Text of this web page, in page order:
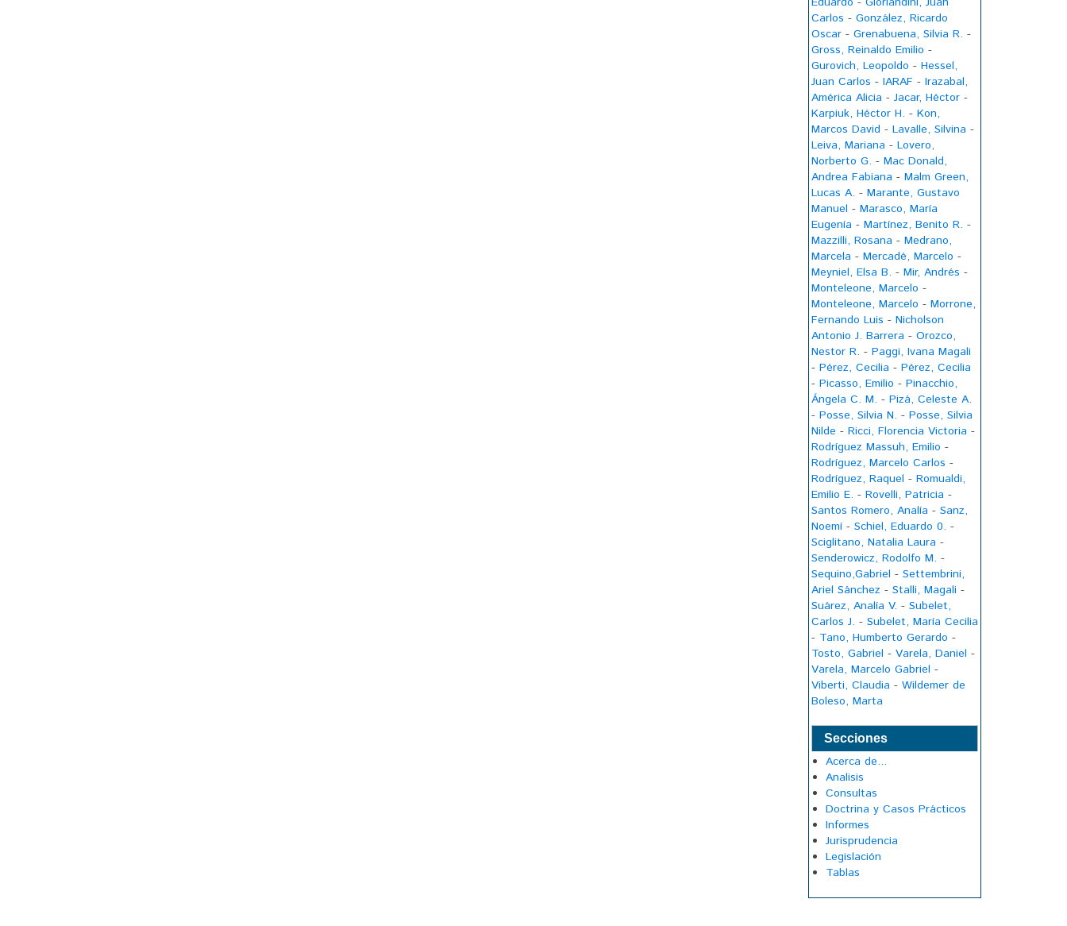
Carlos - González, Ricardo
Oscar - Grenabuena, Silvia R. -
Gross, Reinaldo Emilio -
Gurovich, Leopoldo - Hessel,
Juan Carlos - IARAF - Irazabal,
América Alicia - Jacar, Héctor -
Karpiuk, Héctor H. - Kon,
Marcos David - Lavalle, Silvina -
Leiva, Mariana - Lovero,
Norberto G. - Mac Donald,
Andrea Fabiana - Malm Green,
Lucas A. - Marante, Gustavo
Manuel - Marasco, María
Eugenía - Martínez, Benito R. -
Mazzilli, Rosana - Medrano,
Marcela - Mercadé, Marcelo -
Meyniel, Elsa B. - Mir, Andrés -
Monteleone, Marcelo -
Monteleone, Marcelo - Morrone,
Fernando Luis - Nicholson
Antonio J. Barrera - Orozco,
Nestor R. - Paggi, Ivana Magali
- Pérez, Cecilia - Pérez, Cecilia
- Picasso, Emilio - Pinacchio,
Ángela C. M. - Pizá, Celeste A.
- Posse, Silvia N. - Posse, Silvia
Nilde - Ricci, Florencia Victoria -
Rodríguez Massuh, Emilio -
Rodríguez, Marcelo Carlos -
Rodríguez, Raquel - Romualdi,
Emilio E. - Rovelli, Patricia -
Santos Romero, Analía - Sanz,
Noemí - Schiel, Eduardo 0. -
Sciglitano, Natalia Laura -
Senderowicz, Rodolfo M. -
Sequino,Gabriel - Settembrini,
Ariel Sánchez - Stalli, Magali -
Suárez, Analía V. - Subelet,
Carlos J. - Subelet, María Cecilia
- Tano, Humberto Gerardo -
Tosto, Gabriel - Varela, Daniel -
Varela, Marcelo Gabriel -
Viberti, Claudia - Wildemer de
Boleso, Marta
Secciones
Acerca de...
Analisis
Consultas
Doctrina y Casos Prácticos
Informes
Jurisprudencia
Legislación
Tablas